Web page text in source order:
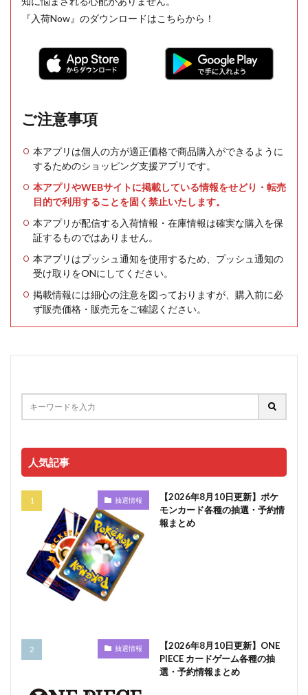
『入荷Now』のダウンロードはこちらから！
ご注意事項
本アプリは個人の方が適正価格で商品購入ができるように
するためのショッピング支援アプリです。
本アプリやWEBサイトに掲載している情報をせどり・転売
目的で利用することを固く禁止いたします。
本アプリが配信する入荷情報・在庫情報は確実な購入を保
証するものではありません。
本アプリはプッシュ通知を使用するため、プッシュ通知の
受け取りをONにしてください。
掲載情報には細心の注意を図っておりますが、購入前に必
ず販売価格・販売元をご確認ください。
人気記事
抽選情報
【2026年8月10日更新】ポケ
モンカード各種の抽選・予約情
報まとめ
抽選情報
【2026年8月10日更新】ONE
PIECE カードゲーム各種の抽
選・予約情報まとめ